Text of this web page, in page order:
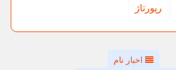
رپورتاژ
اخبار نام